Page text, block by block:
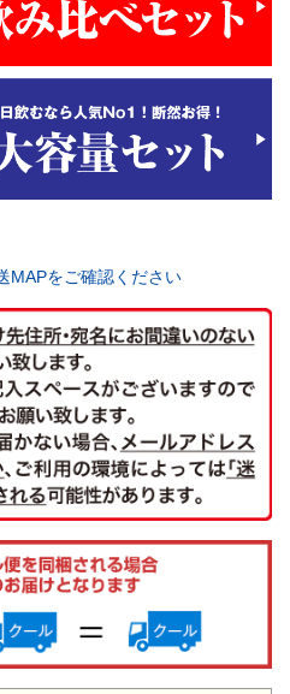
MAPをご確認ください